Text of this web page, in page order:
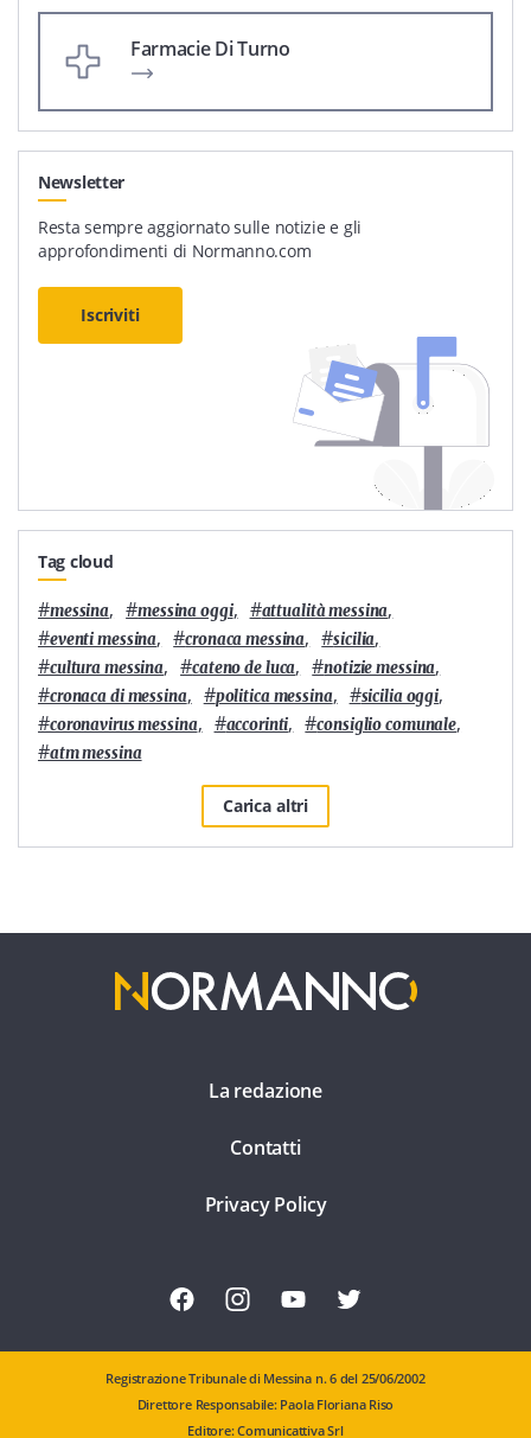
Farmacie Di Turno
Newsletter
Resta sempre aggiornato sulle notizie e gli
approfondimenti di Normanno.com
Iscriviti
Tag cloud
#messina, #messina oggi, #attualità messina,
#eventi messina, #cronaca messina, #sicilia,
#cultura messina, #cateno de luca, #notizie messina,
#cronaca di messina, #politica messina, #sicilia oggi,
#coronavirus messina, #accorinti, #consiglio comunale,
#atm messina
Carica altri
La redazione
Contatti
Privacy Policy
Registrazione Tribunale di Messina n. 6 del 25/06/2002
Direttore Responsabile: Paola Floriana Riso
Editore: Comunicattiva Srl